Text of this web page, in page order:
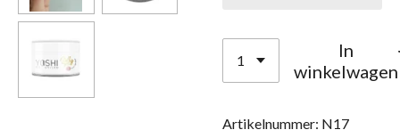
In
winkelwagen
Artikelnummer: N17